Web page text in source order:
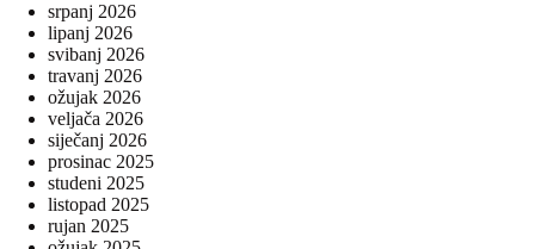
srpanj 2026
lipanj 2026
svibanj 2026
travanj 2026
ožujak 2026
veljača 2026
siječanj 2026
prosinac 2025
studeni 2025
listopad 2025
rujan 2025